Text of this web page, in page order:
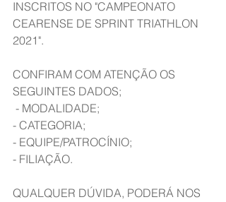
INSCRITOS NO "CAMPEONATO
CEARENSE DE SPRINT TRIATHLON
2021".
CONFIRAM COM ATENÇÃO OS
SEGUINTES DADOS;
- MODALIDADE;
- CATEGORIA;
- EQUIPE/PATROCÍNIO;
- FILIAÇÃO.
QUALQUER DÚVIDA, PODERÁ NOS